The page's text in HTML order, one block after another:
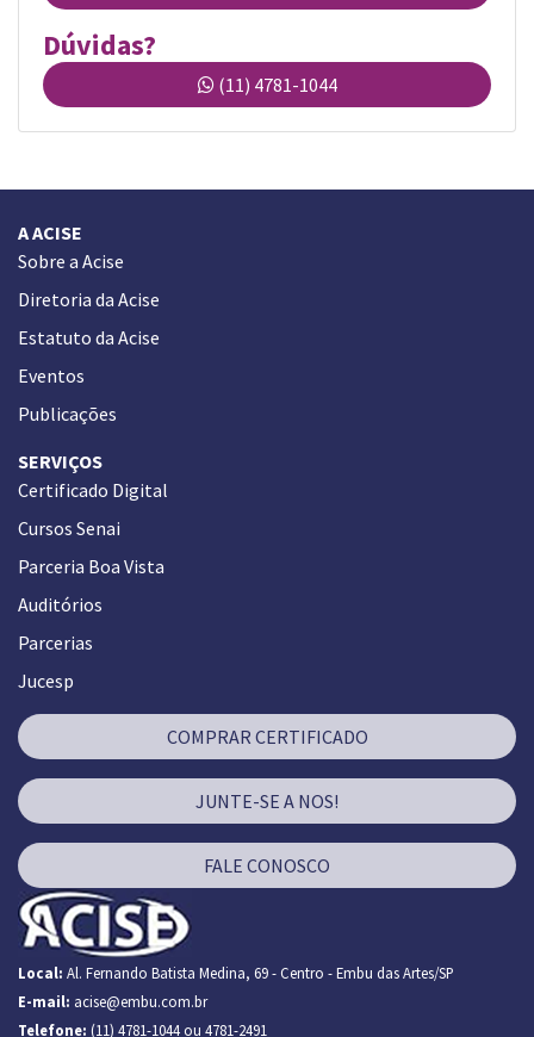
Dúvidas?
(11) 4781-1044
A ACISE
Sobre a Acise
Diretoria da Acise
Estatuto da Acise
Eventos
Publicações
SERVIÇOS
Certificado Digital
Cursos Senai
Parceria Boa Vista
Auditórios
Parcerias
Jucesp
COMPRAR CERTIFICADO
JUNTE-SE A NOS!
FALE CONOSCO
Local: Al. Fernando Batista Medina, 69 - Centro - Embu das Artes/SP
E-mail: acise@embu.com.br
Telefone: (11) 4781-1044 ou 4781-2491